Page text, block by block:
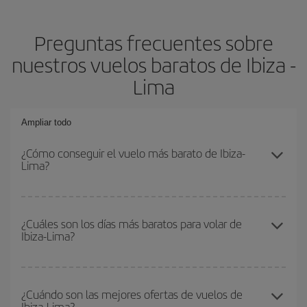
Preguntas frecuentes sobre
nuestros vuelos baratos de Ibiza -
Lima
Ampliar todo
¿Cómo conseguir el vuelo más barato de Ibiza-
Lima?
conseguir el vuelo más barato si evitas temporadas altas,
compras con antelación y puedes ser flexible con las fechas y
¿Cuáles son los días más baratos para volar de
Ibiza-Lima?
que empezar una consulta en nuestro
buscador de vuelos
baratos . Dinos desde dónde vuelas, a dónde quieres ir y en qué
¿Cuándo son las mejores ofertas de vuelos de